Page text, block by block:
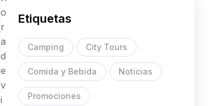
o
r
a
d
e
v
i
Etiquetas
Camping City Tours
Comida y Bebida Noticias
Promociones